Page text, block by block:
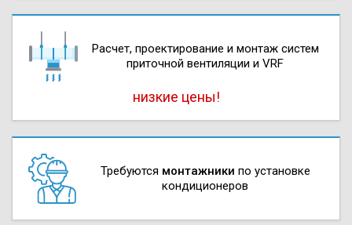
Расчет, проектирова­ние и монтаж систем
приточной вентиляции и VRF
низкие цены!
Требуются монтажники по установке
кондиционеров